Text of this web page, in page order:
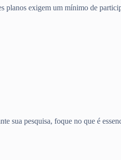
planos exigem um mínimo de
sua pesquisa, foque no que é